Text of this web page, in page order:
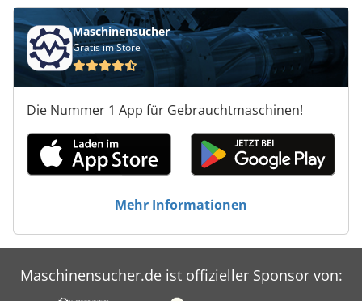
Maschinensucher
Gratis im Store
Die Nummer 1 App für Gebrauchtmaschinen!
Mehr Informationen
Maschinensucher.de ist offizieller Sponsor von: